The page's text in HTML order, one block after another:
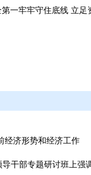
一牢牢守住底线 立
经济形势和经济工作
干部专题研讨班上